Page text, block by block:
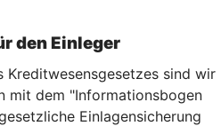
den Einleger
Kreditwesensgesetzes sind wir
mit dem "Informationsbogen
Einlagensicherung